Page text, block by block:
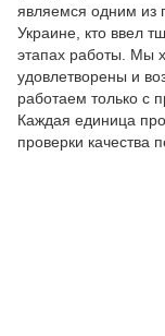
являемся одним из
Украине, кто ввел
этапах работы. Мы
удовлетворены и
работаем только с
Каждая единица
проверки качества